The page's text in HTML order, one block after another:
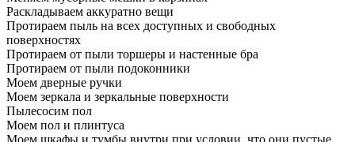
Раскладываем аккуратно вещи
Протираем пыль на всех доступных и свободных
поверхностях
Протираем от пыли торшеры и настенные бра
Протираем от пыли подоконники
Моем дверные ручки
Моем зеркала и зеркальные поверхности
Пылесосим пол
Моем пол и плинтуса
Моем шкафы и тумбы внутри при условии, что они пустые